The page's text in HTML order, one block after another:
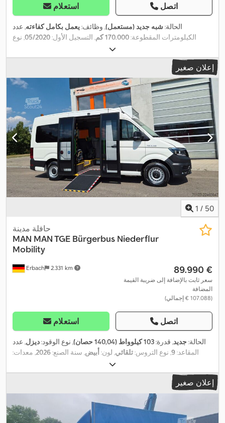
استعلام اتصل
الحالة: شبه جديد (مستعمل), وظائف:يعمل بكامل كفاءته, عدد
الكيلومترات المقطوعة:170.000 كم , التسجيل الأول:05/2020, نوع
, الوزن الأقصى للحمولة:
الوزن الإجمالي:3.500 كجم , حالة الإطارات:80 نسبة مئوية
, استهلاك
الوقود (داخل المدينة):
8,8 لتر/100 كم
, استهلاك الوقود (مجمع):9 لتر/100 كم , لون:أسود, عدد
التروس:8, عدد المقاعد: , معدات:Android Auto, EBS (نظام المكابح
الإلكتروني), أدبلو, أضواء الضباب, باب منزلق, برنامج الثبات الإلكتروني
(ESP), بلوتوث, تاريخ خدمة كامل, تكييف الهواء, تنظيم النوافذ الكهربائي,
توجيه معزز بالطاقة, قفل مركزي, كمبيوتر على متن المركبة, مثبت
السرعة, مدفأة المقعد, مرآة كهربائية, مركبة لغير المدخنين, مساعد
الحفاظ على المسار, مساعد بدء التشغيل على المرتفعات, منفذ USB,
نظام التشغيل والإيقاف التلقائي, نظام الفرامل المانعة للانغلاق (ABS),
وسادة هوائية,
إعلان صغير
1 / 50
Erbach 2.331 km
حافلة مدينة
MAN MAN TGE Bürgerbus Niederflur
Mobility
‏89.990 €
سعر ثابت بالإضافة إلى ضريبة القيمة
المضافة
(‏107.088 € إجمالي)
استعلام اتصل
الحالة:جديد, قدرة:103 كيلوواط (140,04 حصان) , نوع الوقود:ديزل, عدد
المقاعد:9, نوع التروس:تلقائي, لون: أبيض, سنة الصنع:2026, معدات:
التوقف, مرشح السخام, نظام الفرامل المانعة للانغلاق (ABS),
إعلان صغير